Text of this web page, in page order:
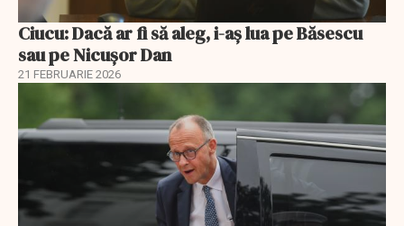
Ciucu: Dacă ar fi să aleg, i-aș lua pe Băsescu
sau pe Nicușor Dan
21 FEBRUARIE 2026